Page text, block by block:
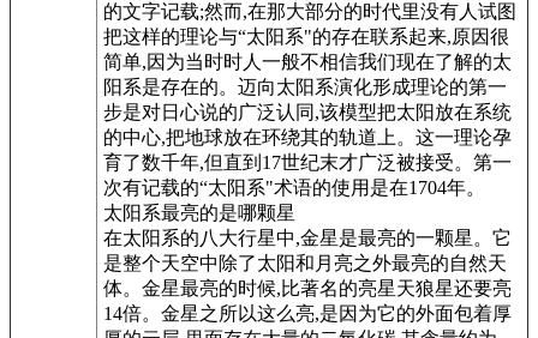
的文字记载;然而,在那大部分的时代里没有人试图
把这样的理论与“太阳系"的存在联系起来,原因很
简单,因为当时时人一般不相信我们现在了解的太
阳系是存在的。迈向太阳系演化形成理论的第一
步是对日心说的广泛认同,该模型把太阳放在系统
的中心,把地球放在环绕其的轨道上。这一理论孕
育了数千年,但直到17世纪末才广泛被接受。第一
次有记载的“太阳系"术语的使用是在1704年。
太阳系最亮的是哪颗星
在太阳系的八大行星中,金星是最亮的一颗星。它
是整个天空中除了太阳和月亮之外最亮的自然天
体。金星最亮的时候,比著名的亮星天狼星还要亮
14倍。金星之所以这么亮,是因为它的外面包着厚